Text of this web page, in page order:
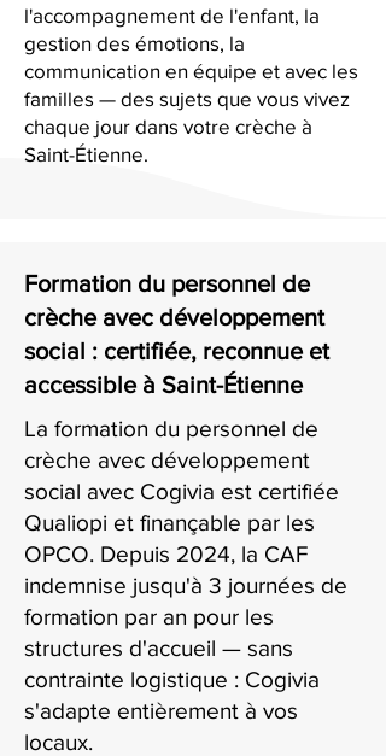
l'accompagnement de l'enfant, la
gestion des émotions, la
communication en équipe et avec les
familles — des sujets que vous vivez
chaque jour dans votre crèche à
Saint-Étienne.
Formation du personnel de
crèche avec développement
social : certifiée, reconnue et
accessible à Saint-Étienne
La formation du personnel de
crèche avec développement
social avec Cogivia est certifiée
Qualiopi et finançable par les
OPCO. Depuis 2024, la CAF
indemnise jusqu'à 3 journées de
formation par an pour les
structures d'accueil — sans
contrainte logistique : Cogivia
s'adapte entièrement à vos
locaux.